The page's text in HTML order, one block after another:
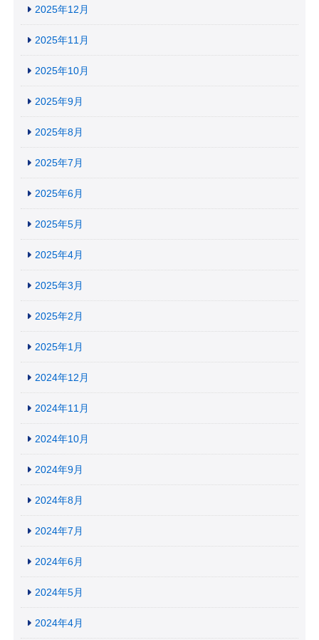
2025年12月
2025年11月
2025年10月
2025年9月
2025年8月
2025年7月
2025年6月
2025年5月
2025年4月
2025年3月
2025年2月
2025年1月
2024年12月
2024年11月
2024年10月
2024年9月
2024年8月
2024年7月
2024年6月
2024年5月
2024年4月